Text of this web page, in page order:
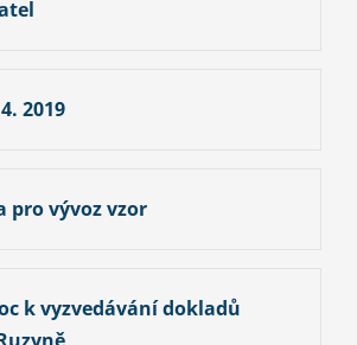
2019
pro vývoz vzor
k vyzvedávání dokladů